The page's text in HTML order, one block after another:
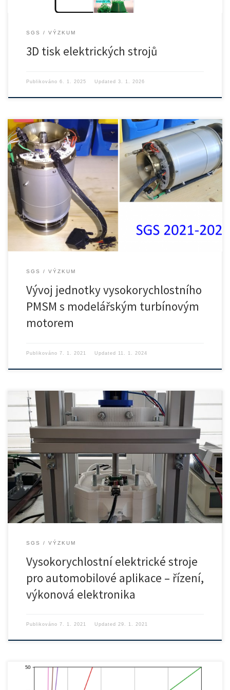
SGS VÝZKUM
3D tisk elektrických strojů
Publikováno 6. 1. 2025 Updated 3. 1. 2026
Stav projektu: Ukončený projekt Řešeno: 2021-2023 Identifikace:
SGS21/153/OHK2/3T/12 Řešitel: […]
SGS VÝZKUM
Vývoj jednotky vysokorychlostního
PMSM s modelářským turbínovým
motorem
Publikováno 7. 1. 2021 Updated 11. 1. 2024
Stav projektu: Ukončený projekt Identifikace: SGS18/176/OHK2/3T/12
Základní informace Cílem projektu […]
SGS VÝZKUM
Vysokorychlostní elektrické stroje
pro automobilové aplikace – řízení,
výkonová elektronika
Publikováno 7. 1. 2021 Updated 29. 1. 2021